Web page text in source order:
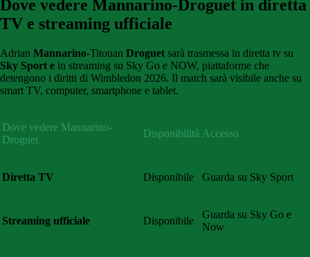
Dove vedere Mannarino-Droguet in diretta
TV e streaming ufficiale
Adrian Mannarino-Titouan Droguet sarà trasmessa in diretta tv su
Sky Sport e in streaming su Sky Go e NOW, piattaforme che
detengono i diritti di Wimbledon 2026. Il match sarà visibile anche su
smart TV, computer, smartphone e tablet.
Dove vedere Mannarino-
Droguet
Disponibilità Accesso
Diretta TV Disponibile Guarda su Sky Sport
Streaming ufficiale Disponibile
Guarda su Sky Go e
Now